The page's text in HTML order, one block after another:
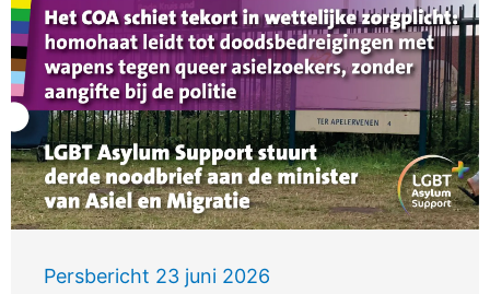
Persbericht 23 juni 2026